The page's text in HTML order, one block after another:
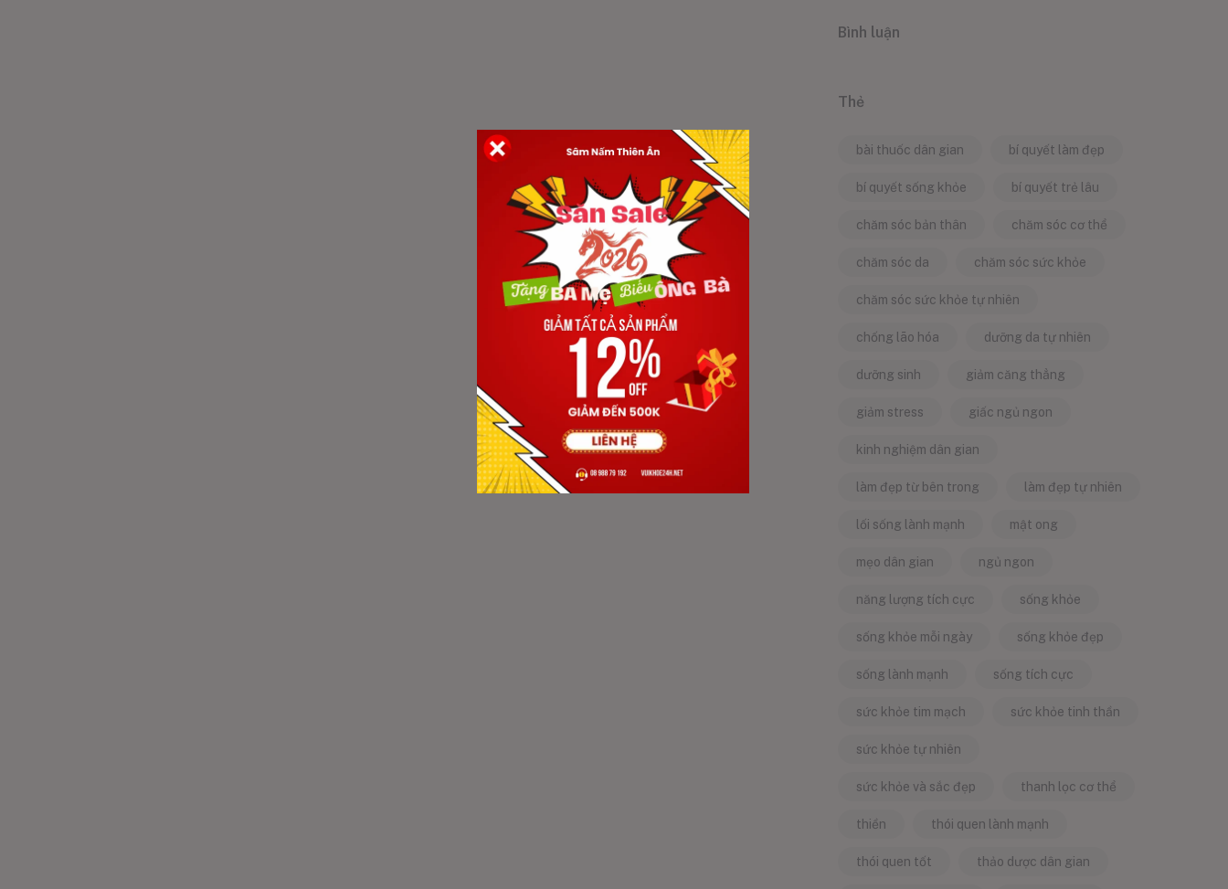
Bình luận
Thẻ
bài thuốc dân gian bí quyết làm đẹp
bí quyết sống khỏe bí quyết trẻ lâu
chăm sóc bản thân chăm sóc cơ thể
chăm sóc da chăm sóc sức khỏe
chăm sóc sức khỏe tự nhiên
chống lão hóa dưỡng da tự nhiên
dưỡng sinh giảm căng thẳng
giảm stress giấc ngủ ngon
kinh nghiệm dân gian
làm đẹp từ bên trong làm đẹp tự nhiên
lối sống lành mạnh mật ong
mẹo dân gian ngủ ngon
năng lượng tích cực sống khỏe
sống khỏe mỗi ngày sống khỏe đẹp
sống lành mạnh sống tích cực
sức khỏe tim mạch sức khỏe tinh thần
sức khỏe tự nhiên
sức khỏe và sắc đẹp thanh lọc cơ thể
thiền thói quen lành mạnh
thói quen tốt thảo dược dân gian